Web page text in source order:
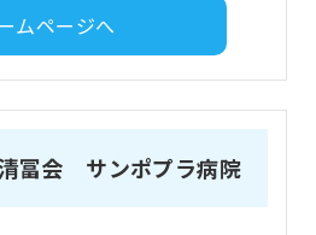
ムページへ
冨会 サンポプラ病院